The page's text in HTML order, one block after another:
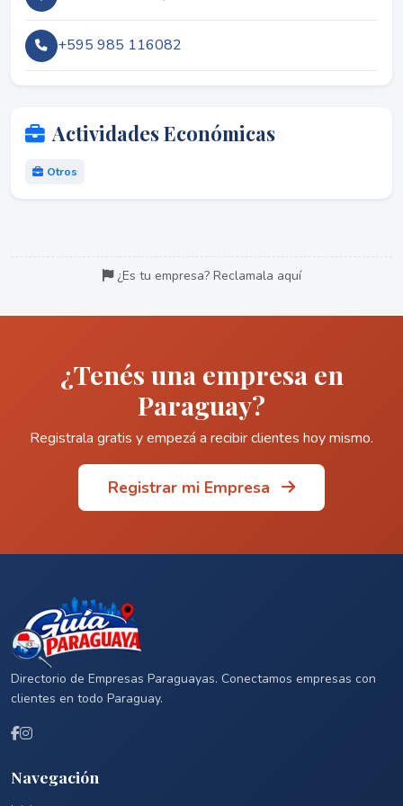
+595 985 116082
Actividades Económicas
Otros
¿Es tu empresa? Reclamala aquí
¿Tenés una empresa en
Paraguay?
Registrala gratis y empezá a recibir clientes hoy mismo.
Registrar mi Empresa
Directorio de Empresas Paraguayas. Conectamos empresas con
clientes en todo Paraguay.
Navegación